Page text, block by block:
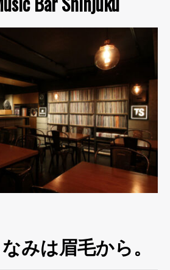
みは眉毛から。